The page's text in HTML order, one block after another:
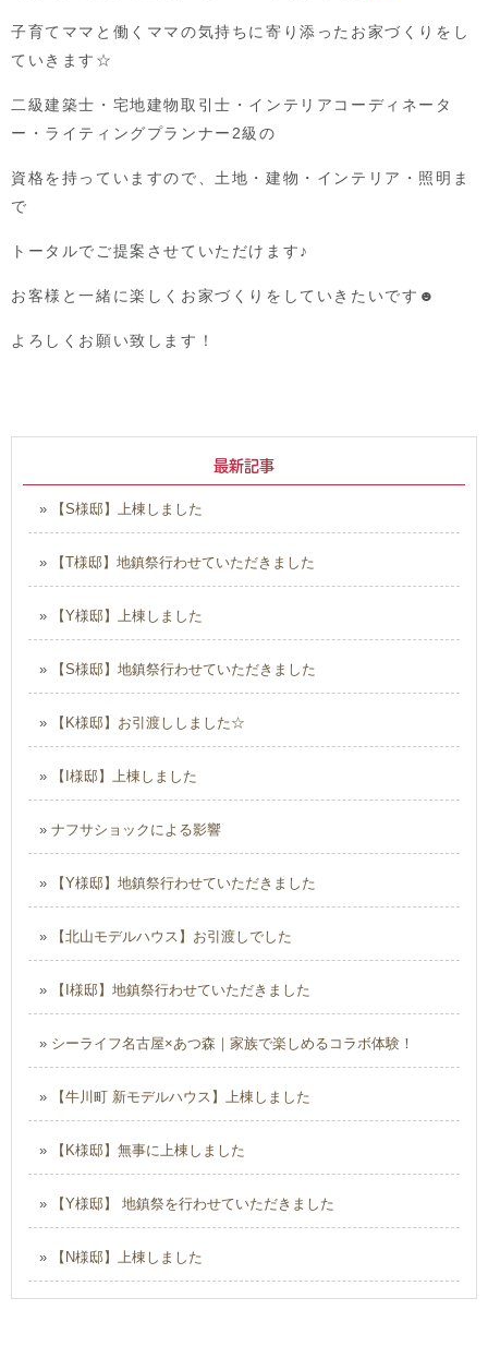
子育てママと働くママの気持ちに寄り添ったお家づくりをし
ていきます☆
二級建築士・宅地建物取引士・インテリアコーディネータ
ー・ライティングプランナー2級の
資格を持っていますので、土地・建物・インテリア・照明ま
で
トータルでご提案させていただけます♪
お客様と一緒に楽しくお家づくりをしていきたいです☻
よろしくお願い致します！
最新記事
» 【S様邸】上棟しました
» 【T様邸】地鎮祭行わせていただきました
» 【Y様邸】上棟しました
» 【S様邸】地鎮祭行わせていただきました
» 【K様邸】お引渡ししました☆
» 【I様邸】上棟しました
» ナフサショックによる影響
» 【Y様邸】地鎮祭行わせていただきました
» 【北山モデルハウス】お引渡しでした
» 【I様邸】地鎮祭行わせていただきました
» シーライフ名古屋×あつ森｜家族で楽しめるコラボ体験！
» 【牛川町 新モデルハウス】上棟しました
» 【K様邸】無事に上棟しました
» 【Y様邸】 地鎮祭を行わせていただきました
» 【N様邸】上棟しました